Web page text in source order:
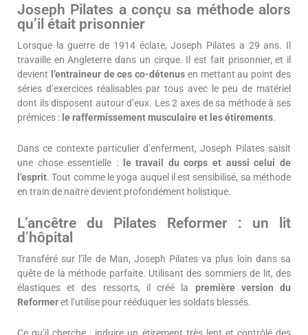
Joseph Pilates a conçu sa méthode alors
qu’il était prisonnier
Lorsque la guerre de 1914 éclate, Joseph Pilates a 29 ans. Il
travaille en Angleterre dans un cirque. Il est fait prisonnier, et il
devient l’entraineur de ces co-détenus en mettant au point des
séries d’exercices réalisables par tous avec le peu de matériel
dont ils disposent autour d’eux. Les 2 axes de sa méthode à ses
prémices : le raffermissement musculaire et les étirements.
Dans ce contexte particulier d’enferment, Joseph Pilates saisit
une chose essentielle :
le travail du corps et aussi celui de
l’esprit. Tout comme le yoga auquel il est sensibilisé, sa méthode
en train de naitre devient profondément holistique.
L’ancêtre du Pilates Reformer : un lit
d’hôpital
Transféré sur l’île de Man, Joseph Pilates va plus loin dans sa
quête de la méthode parfaite. Utilisant des sommiers de lit, des
élastiques et des ressorts, il créé la première version du
Reformeret l’utilise pour rééduquer les soldats blessés.